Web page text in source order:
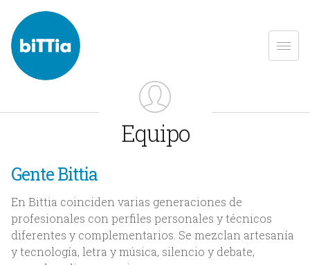
Equipo
Gente Bittia
En Bittia coinciden varias generaciones de
profesionales con perfiles personales y técnicos
diferentes y complementarios. Se mezclan artesanía
y tecnología, letra y música, silencio y debate,